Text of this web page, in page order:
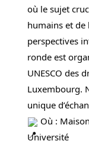
où le sujet
humains et de
perspectives
ronde est
UNESCO des
Luxembourg.
unique
Où :
Université